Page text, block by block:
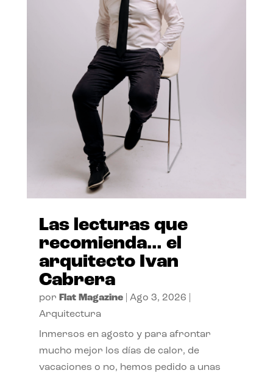
Las lecturas que
recomienda… el
arquitecto Ivan
Cabrera
por Flat Magazine| Ago 3, 2026
Arquitectura
Inmersos en agosto y para afrontar
mucho mejor los días de calor, de
vacaciones o no, hemos pedido a unas